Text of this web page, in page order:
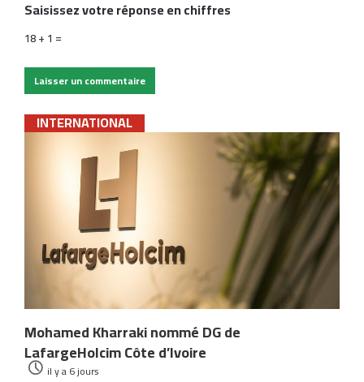
Saisissez votre réponse en chiffres
18 + 1 =
INTERNATIONAL
Mohamed Kharraki nommé DG de
LafargeHolcim Côte d’Ivoire
il y a 6 jours